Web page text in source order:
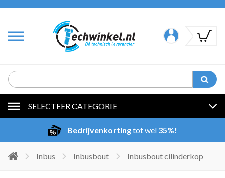
SELECTEER CATEGORIE
Bedrijvenkortingtot wel 35%!
Inbus Inbusbout Inbusbout cilinderkop